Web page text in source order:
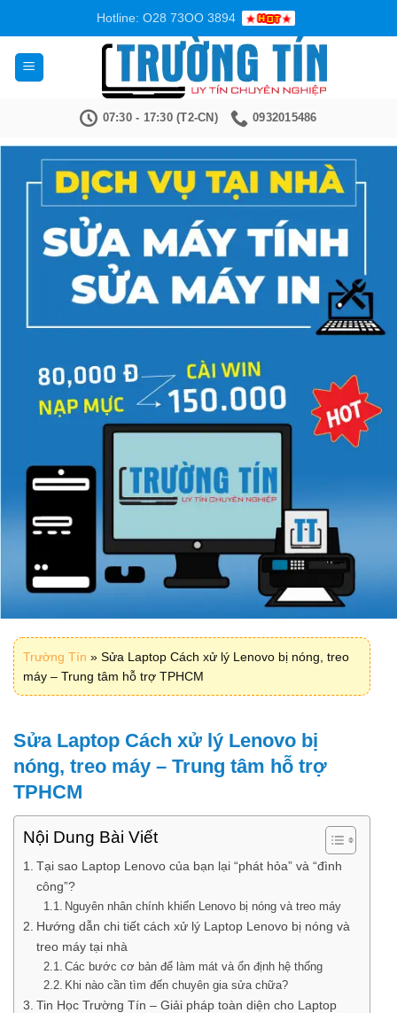
nội
dung
Hotline: O28 73OO 3894
07:30 - 17:30 (T2-CN) 0932015486
Trường Tín » Sửa Laptop Cách xử lý Lenovo bị nóng, treo
máy – Trung tâm hỗ trợ TPHCM
Sửa Laptop Cách xử lý Lenovo bị
nóng, treo máy – Trung tâm hỗ trợ
TPHCM
Nội Dung Bài Viết
Tại sao Laptop Lenovo của bạn lại “phát hỏa” và “đình
công”?
Nguyên nhân chính khiến Lenovo bị nóng và treo máy
Hướng dẫn chi tiết cách xử lý Laptop Lenovo bị nóng và
treo máy tại nhà
Các bước cơ bản để làm mát và ổn định hệ thống
Khi nào cần tìm đến chuyên gia sửa chữa?
Tin Học Trường Tín – Giải pháp toàn diện cho Laptop